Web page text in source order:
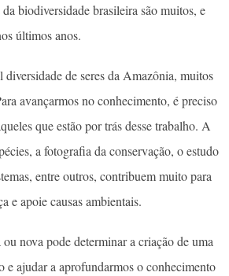
biodiversidade brasileira são muitos, e
últimos anos.
diversidade de seres da Amazônia, muitos
avançarmos no conhecimento, é preciso
que estão por trás desse trabalho. A
a fotografia da conservação, o estudo
entre outros, contribuem muito para
e apoie causas ambientais.
ou nova pode determinar a criação de uma
e ajudar a aprofundarmos o conhecimento